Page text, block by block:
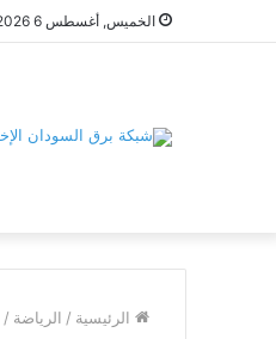
الخميس, أغسطس 6 2026
الرئيسية / الرياضة /